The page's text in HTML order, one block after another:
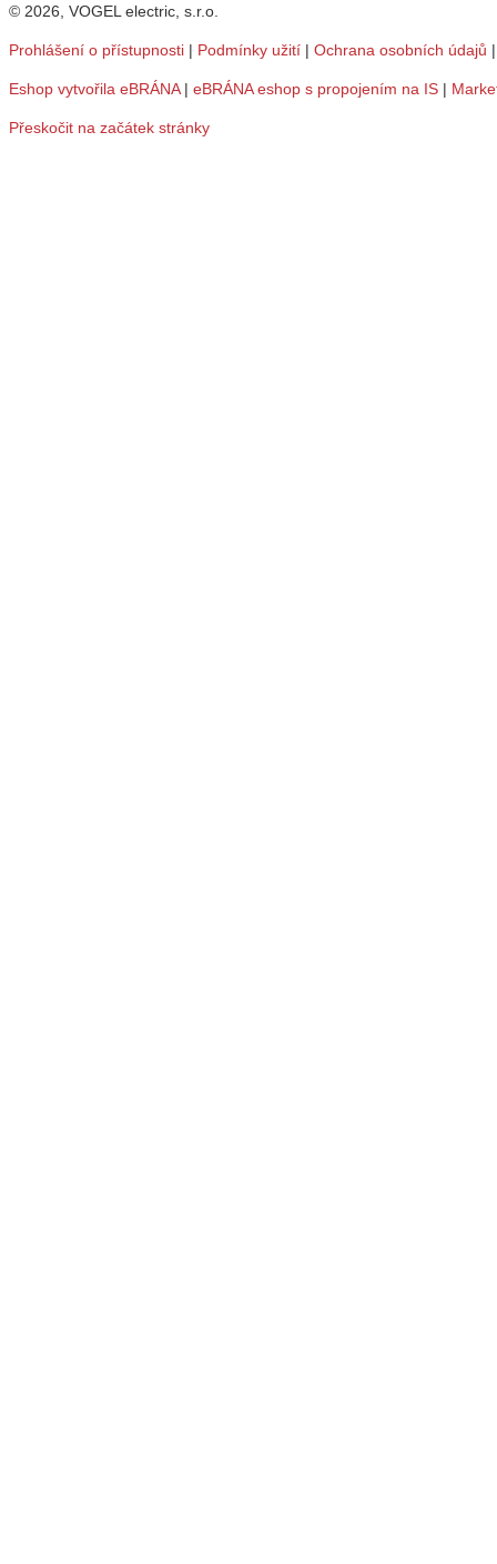
© 2026, VOGEL electric, s.r.o.
Prohlášení o přístupnosti | Podmínky užití | Ochrana osobních údajů
Eshop vytvořila eBRÁNA| eBRÁNA eshop s propojením na IS |
Přeskočit na začátek stránky